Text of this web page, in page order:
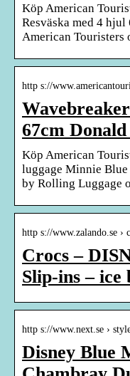
Köp American
Resväska med 4
American
http s://
67cm
Köp American
luggage Minnie
by Rolling Luggage
http s://www.zalando.se ›
Crocs –
Slip-ins – ice
http s://www.next.se ›
Disney Blue